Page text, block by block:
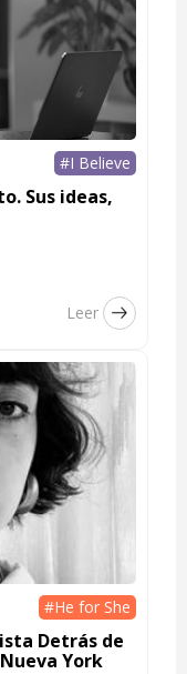
#I Believe
Sus ideas,
Leer
#He for She
Detrás de
York